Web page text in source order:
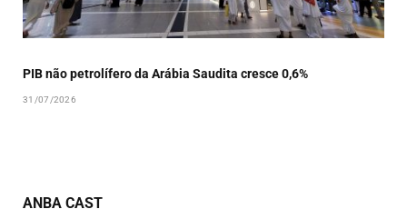
PIB não petrolífero da Arábia Saudita cresce 0,6%
31/07/2026
ANBA CAST